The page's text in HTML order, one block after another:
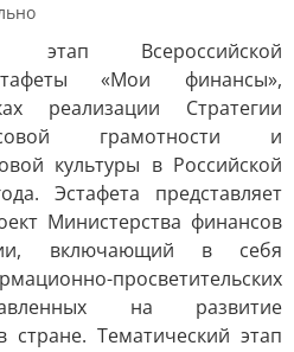
этап Всероссийской
«Мои финансы»,
реализации Стратегии
грамотности и
культуры в Российской
Эстафета представляет
Министерства финансов
включающий в себя
просветительских
на развитие
стране. Тематический этап